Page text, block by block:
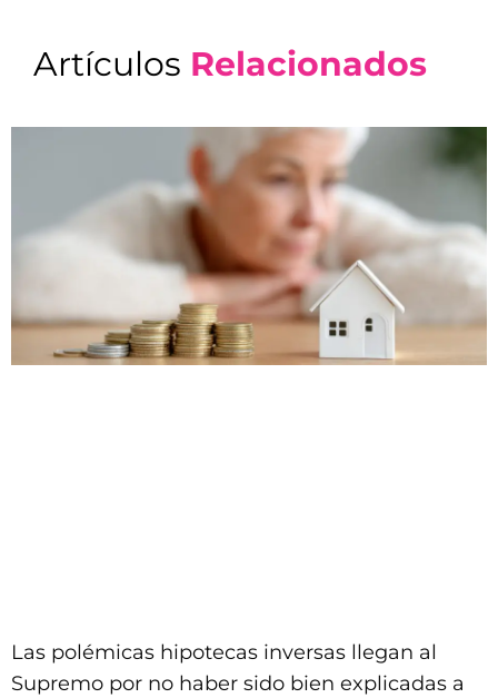
Artículos Relacionados
Las polémicas hipotecas inversas llegan al
Supremo por no haber sido bien explicadas a